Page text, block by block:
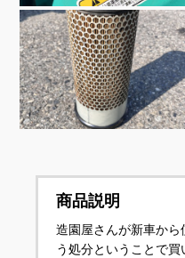
商品説明
造園屋さんが新車か
う処分ということで